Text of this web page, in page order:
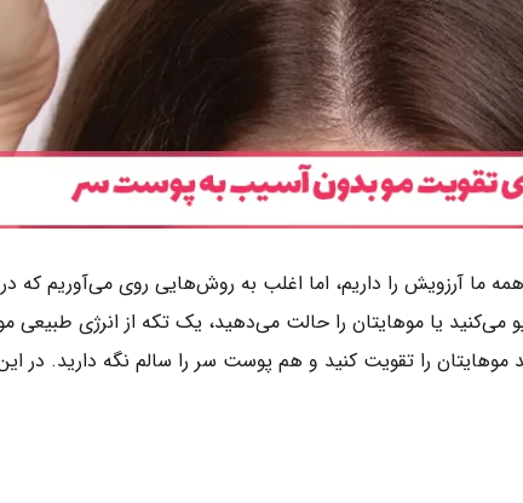
آرزویش را داریم، اما اغلب به روش‌هایی روی می‌آوریم که
یا موهایتان را حالت می‌دهید، یک تکه از انرژی طبیعی
موهایتان را تقویت کنید و هم پوست سر را سالم نگه دارید. در